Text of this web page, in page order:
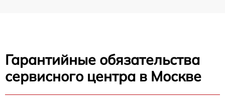
Гарантийные обязательства
сервисного центра в Москве